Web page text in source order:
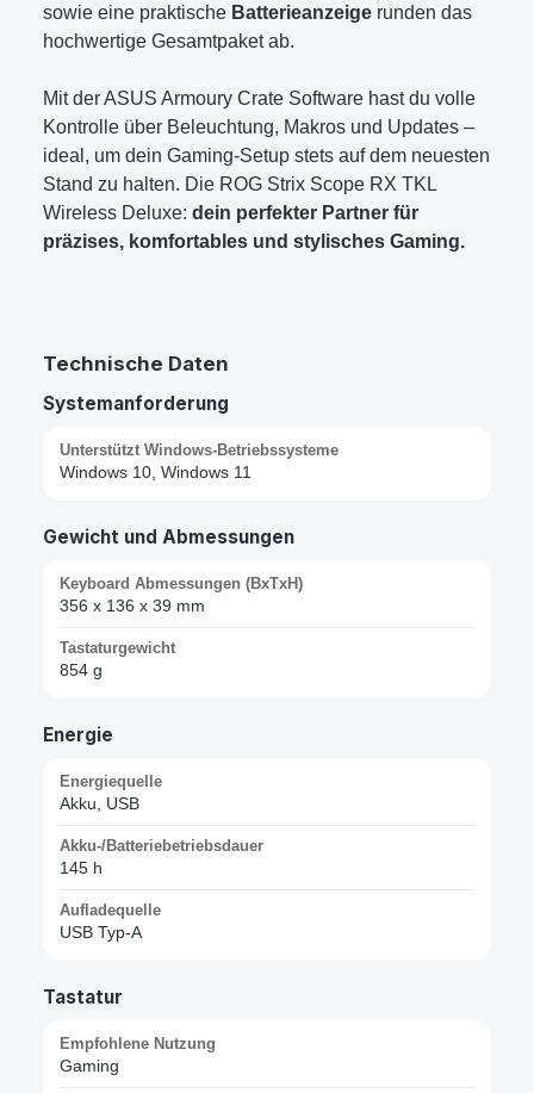
sowie eine praktische Batterieanzeige runden das
hochwertige Gesamtpaket ab.
Mit der ASUS Armoury Crate Software hast du volle
Kontrolle über Beleuchtung, Makros und Updates –
ideal, um dein Gaming-Setup stets auf dem neuesten
Stand zu halten. Die ROG Strix Scope RX TKL
Wireless Deluxe: dein perfekter Partner für
präzises, komfortables und stylisches Gaming.
Technische Daten
Systemanforderung
Unterstützt Windows-Betriebssysteme
Windows 10, Windows 11
Gewicht und Abmessungen
Keyboard Abmessungen (BxTxH)
356 x 136 x 39 mm
Tastaturgewicht
854 g
Energie
Energiequelle
Akku, USB
Akku-/Batteriebetriebsdauer
145 h
Aufladequelle
USB Typ-A
Tastatur
Empfohlene Nutzung
Gaming